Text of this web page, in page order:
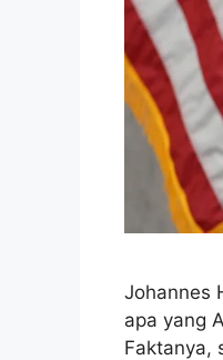
Johannes
apa yang
Faktanya,